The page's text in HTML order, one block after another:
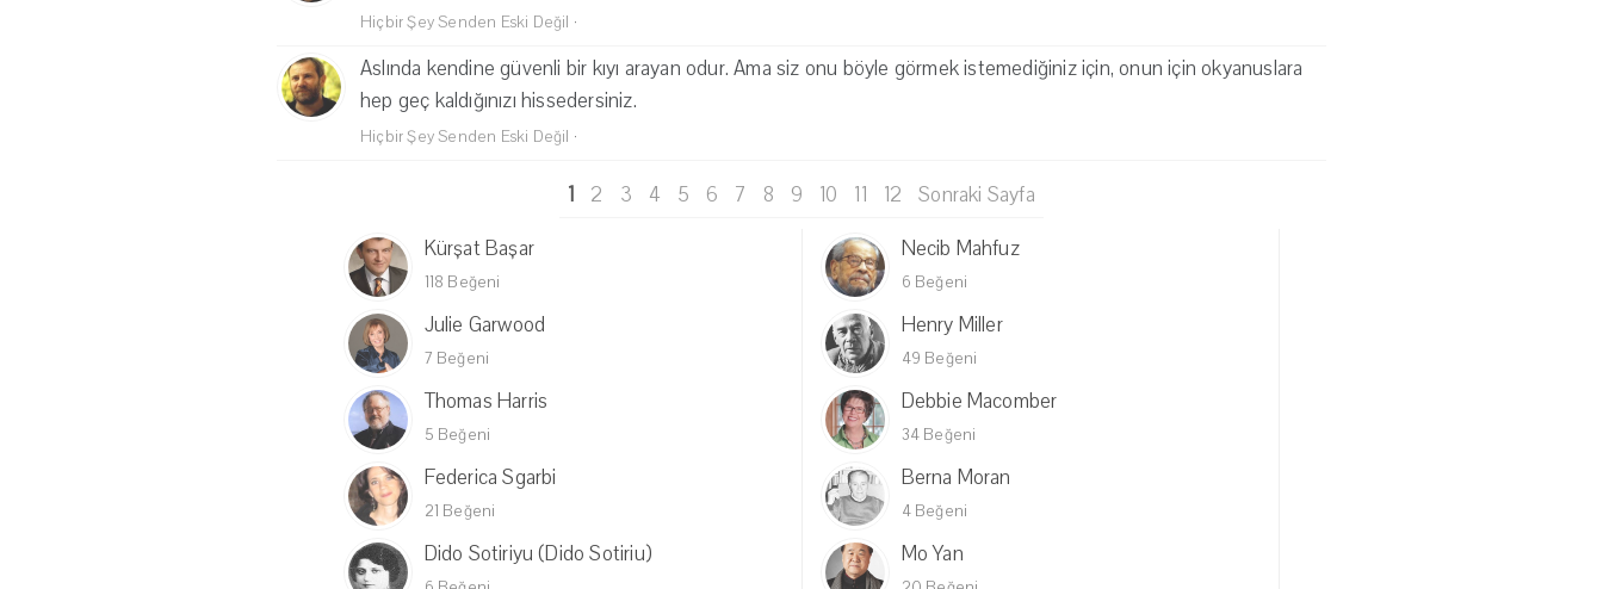
Hiçbir Şey Senden Eski Değil ·
Aslında kendine güvenli bir kıyı arayan odur. Ama siz onu böyle görmek istemediğiniz için, onun için okyanuslara
hep geç kaldığınızı hissedersiniz.
Hiçbir Şey Senden Eski Değil ·
1 2 3 4 5 6 7 8 9 10 11 12
Sonraki Sayfa
Kürşat Başar
118 Beğeni
Necib Mahfuz
6 Beğeni
Julie Garwood
7 Beğeni
Henry Miller
49 Beğeni
Thomas Harris
5 Beğeni
Debbie Macomber
34 Beğeni
Federica Sgarbi
21 Beğeni
Berna Moran
4 Beğeni
Dido Sotiriyu (Dido Sotiriu) Mo Yan